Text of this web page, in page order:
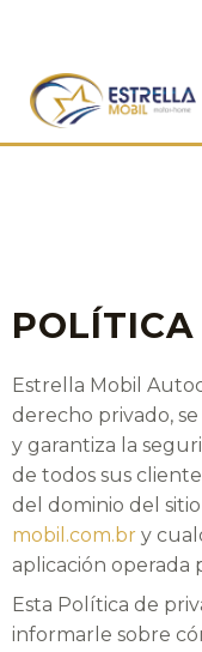
contenido
Estrella Mobil
derecho privado,
y garantiza la
de todos sus
del dominio del
mobil.com.br y
aplicación operada
Esta Política de
informarle sobre